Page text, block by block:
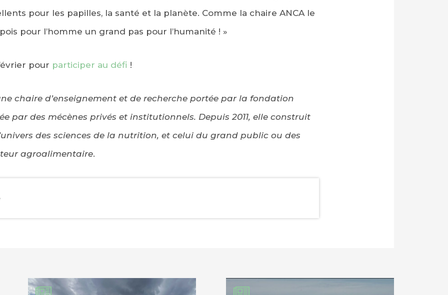
pour les papilles, la santé et la planète. Comme la chaire ANCA le
pour l’homme un grand pas pour l’humanité ! »
pour participer au défi !
chaire d’enseignement et de recherche portée par la fondation
par des mécènes privés et institutionnels. Depuis 2011, elle construit
des sciences de la nutrition, et celui du grand public ou des
agroalimentaire.